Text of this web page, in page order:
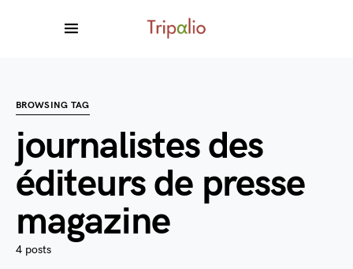
BROWSING TAG
journalistes des
éditeurs de presse
magazine
4 posts